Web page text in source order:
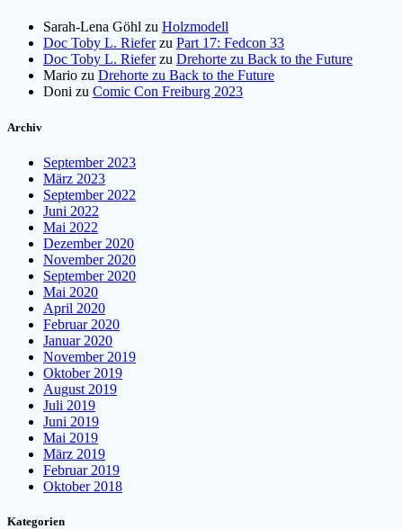
Sarah-Lena Göhl zu Holzmodell
Doc Toby L. Rieferzu Part 17: Fedcon 33
Doc Toby L. Rieferzu Drehorte zu Back to the Future
Mario zu Drehorte zu Back to the Future
Doni zu Comic Con Freiburg 2023
Archiv
September 2023
März 2023
September 2022
Juni 2022
Mai 2022
Dezember 2020
November 2020
September 2020
Mai 2020
April 2020
Februar 2020
Januar 2020
November 2019
Oktober 2019
August 2019
Juli 2019
Juni 2019
Mai 2019
März 2019
Februar 2019
Oktober 2018
Kategorien